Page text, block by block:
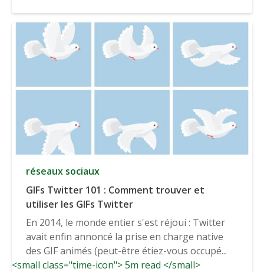
réseaux sociaux
GIFs Twitter 101 : Comment trouver et
utiliser les GIFs Twitter
En 2014, le monde entier s'est réjoui : Twitter
avait enfin annoncé la prise en charge native
des GIF animés (peut-être étiez-vous occupé...
<small class="time-icon"> 5m read </small>